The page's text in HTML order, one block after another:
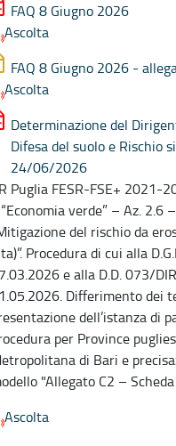
FAQ 8 Giugno 2026
Ascolta
FAQ 8 Giugno 2026 -
Ascolta
Determinazione del
Difesa del suolo e Rischio
24/06/2026
Puglia FESR-FSE+ 2021-
verde” – Az. 2.6
del rischio da
Procedura di cui alla
e alla D.D. 073/
Differimento dei
dell’istanza di
per Province
di Bari e
"Allegato C2 –
Ascolta